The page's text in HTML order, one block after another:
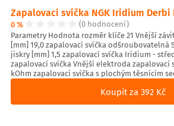
Zapalovací svíčka NGK Iridium
0 %
(0 hodnocení)
Parametry Hodnota rozměr klíče 21 Vnější
[mm] 19,0 zapalovací svíčka odšroubovatelná
jiskry [mm] 1,5 zapalovací svíčka Iridium -
zapalovací svíčka Vnější elektroda zapalovací
kOhm zapalovací svíčka s plochým těsnícím
Koupit za 392 Kč